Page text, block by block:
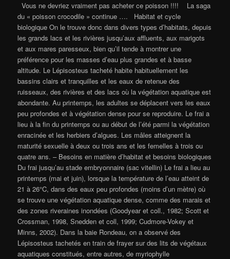
Vous ne devriez vraiment pas acheter ce poisson !!!! La saga
du « poisson crocodile » continue …. Habitat et cycle
biologique On le trouve donc dans divers types d’habitats, depuis
les grands lacs et les rivières jusqu’aux affluents, aux marigots
et aux mares paresseux, bien qu’il tende à montrer une
préférence pour les masses d’eau plus grandes et à basse
altitude. Le Lépisosteus tacheté habite habituellement les
bassins clairs et tranquilles et les eaux de retenue des
ruisseaux, des rivières et des lacs où la végétation aquatique est
abondante. Au printemps, les adultes se déplacent vers les eaux
peu profondes et à végétation dense pour se reproduire. Le frai a
lieu à la fin du printemps ou au début de l’été parmi la végétation
enracinée et les herbiers d’algues. Les mâles atteignent la
maturité sexuelle à deux ou trois ans et les femelles à trois ou
quatre ans. – Besoins en matière d’habitat et besoins biologiques
Du frai jusqu’au stade embryonnaire (sac vitellin) Le frai a lieu au
printemps (mai et juin), lorsque la température de l’eau atteint de
21 à 26°C, dans des eaux peu profondes (moins d’un mètre) où
se trouve une végétation aquatique dense, comme des marais et
des zones riveraines inondées (Goodyear et coll., 1982; Scott et
Crossman, 1998, Snedden et coll, 1999; Cudmore-Vokey et
Minns, 2002). Dans la baie Rondeau, on a observé des
Lépisosteus tachetés en train de frayer sur des lits de végétaux
aquatiques constitués, entre autres, de myriophylle